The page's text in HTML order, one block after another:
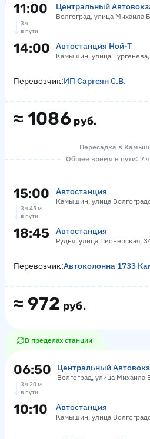
11:00 Центральный
Волгоград, улица Михаила
3 ч
в пути
14:00 Автостанция Ной-Т
Камышин, улица
≈ 1086 руб.
Перевозчик:ИП Саргсян С.В.
Пересадка в
Общее время в пути: 7
15:00 Автостанция
Камышин, улица
3 ч 45 м
в пути
18:45 Автостанция
Рудня, улица Пионерская,
≈ 972 руб.
Перевозчик:Автоколонна 1733
В пределах станции
06:50 Центральный
Волгоград, улица Михаила
3 ч 20 м
в пути
10:10 Автостанция
Камышин, улица